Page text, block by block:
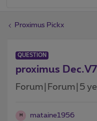
Proximus Pickx
QUESTION
proximus
Forum|Forum|5
M mataine1956